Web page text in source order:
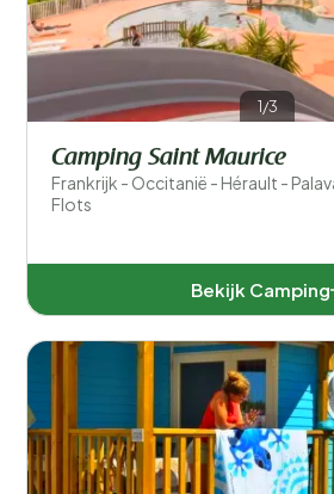
1/3
Camping Saint Maurice
Frankrijk - Occitanië - Hérault -
Flots
Bekijk Camping